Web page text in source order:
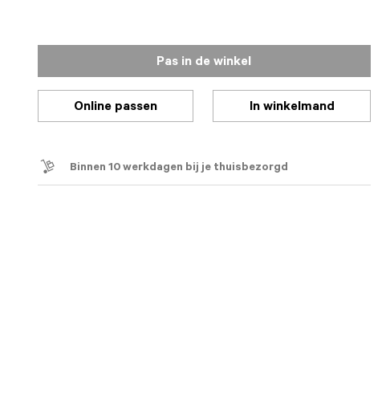
Pas in de winkel
Online passen In winkelmand
Binnen 10 werkdagen bij je thuisbezorgd